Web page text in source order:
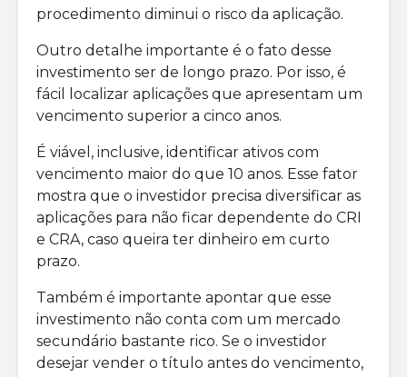
procedimento diminui o risco da aplicação.
Outro detalhe importante é o fato desse
investimento ser de longo prazo. Por isso, é
fácil localizar aplicações que apresentam um
vencimento superior a cinco anos.
É viável, inclusive, identificar ativos com
vencimento maior do que 10 anos. Esse fator
mostra que o investidor precisa diversificar as
aplicações para não ficar dependente do CRI
e CRA, caso queira ter dinheiro em curto
prazo.
Também é importante apontar que esse
investimento não conta com um mercado
secundário bastante rico. Se o investidor
desejar vender o título antes do vencimento,